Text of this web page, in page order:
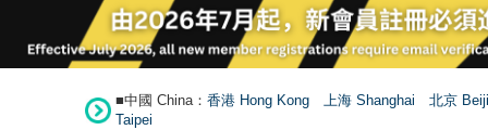
■中國 China： 香港 Hong Kong 上海 Shanghai
北京
Taipei